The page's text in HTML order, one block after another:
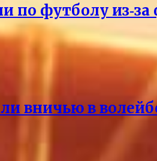
по футболу
вничью в